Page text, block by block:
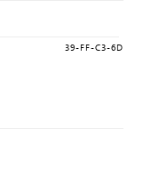
39-FF-C3-6D